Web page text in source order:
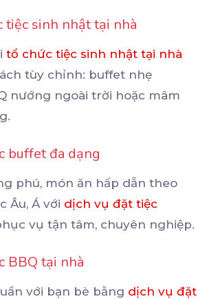
tiệc sinh nhật tại nhà
tổ chức tiệc sinh nhật tại nhà
tùy chỉnh: buffet nhẹ
nướng ngoài trời hoặc mâm
buffet đa dạng
phú, món ăn hấp dẫn theo
Âu, Á với dịch vụ đặt tiệc
vụ tận tâm, chuyên nghiệp.
BBQ tại nhà
với bạn bè bằng dịch vụ đặt